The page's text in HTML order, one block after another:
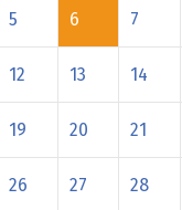
5 6 7
12 13 14
19 20 21
26 27 28